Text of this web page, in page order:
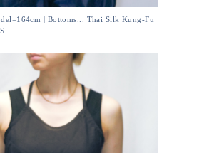
| Bottoms... Thai Silk Kung-Fu